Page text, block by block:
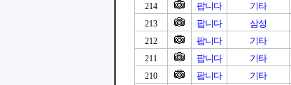
214
팝니다 기타
213
팝니다 삼성
212
팝니다 기타
211
팝니다 기타
210
팝니다 기타